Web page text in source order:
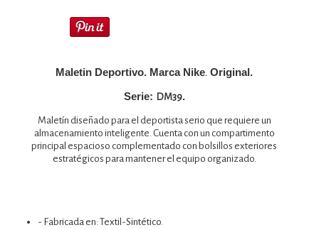
Maletin Deportivo. Marca Nike. Original.
Serie: DM39.
Maletín diseñado para el deportista serio que requiere un
almacenamiento inteligente. Cuenta con un compartimento
principal espacioso complementado con bolsillos exteriores
estratégicos para mantener el equipo organizado.
- Fabricada en: Textil-Sintético.